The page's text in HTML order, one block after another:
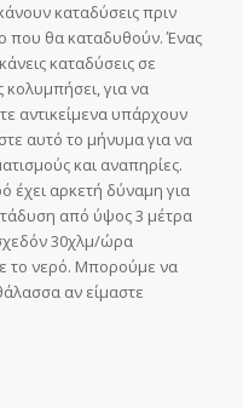
καταδύσεις πριν
που θα καταδυθούν. Ένας
καταδύσεις σε
κολυμπήσει, για να
αντικείμενα υπάρχουν
αυτό το μήνυμα για να
και αναπηρίες.
έχει αρκετή δύναμη για
από ύψος 3 μέτρα
30χλμ/ώρα
το νερό. Μπορούμε να
αν είμαστε